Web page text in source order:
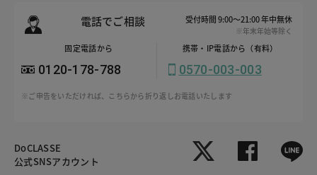
電話でご相談 受付時間 9:00～21:00 年中無休
※年末年始等除く
固定電話から
0120-178-788
携帯・IP電話から（有料）
0570-003-003
※ご申告をいただければ、こちらから折り返しお電話いたします
DoCLASSE
公式SNSアカウント